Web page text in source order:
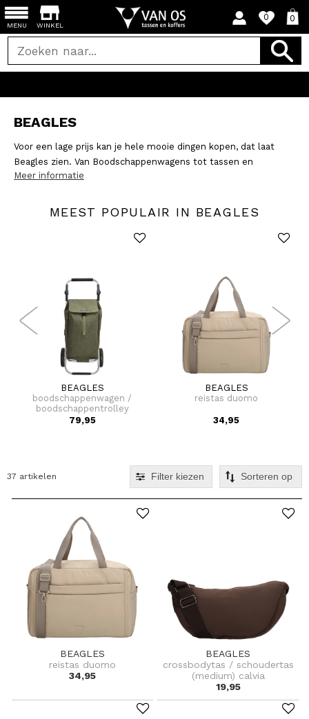
WINKEL
0 0
MENU
BEAGLES
Voor een lage prijs kan je hele mooie dingen kopen, dat laat
Beagles zien. Van Boodschappenwagens tot tassen en
accessoires. De stijlvolle ontwerpen lopen breed uiteen,
leuk in te spelen op trends en mensen een leuke betaalbare
Meer informatie
MEEST POPULAIR IN BEAGLES
BEAGLES
boodschappenwagen /
boodschappentrolley
met koelvak beagles
79,95
BEAGLES
reistas duomo
34,95
37 artikelen Filter kiezen
BEAGLES
reistas duomo
34,95
BEAGLES
crossbodytas / schoudertas
(medium) calvia
19,95